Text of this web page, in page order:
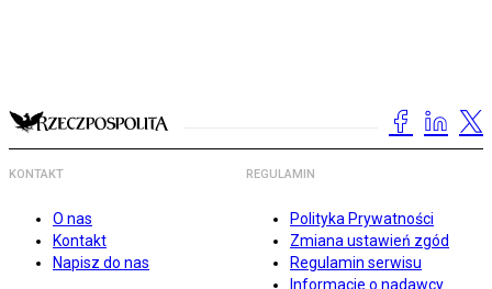
KONTAKT
O nas
Kontakt
Napisz do nas
REGULAMIN
Polityka Prywatności
Zmiana ustawień zgód
Regulamin serwisu
Informacje o nadawcy